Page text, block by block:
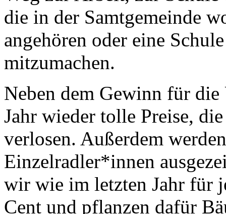
die in der Samtgemeinde
angehören oder eine
mitzumachen.
Neben dem Gewinn für
Jahr wieder tolle Preise,
verlosen. Außerdem
Einzelradler*innen
wir wie im letzten Jahr für
Cent und pflanzen dafür